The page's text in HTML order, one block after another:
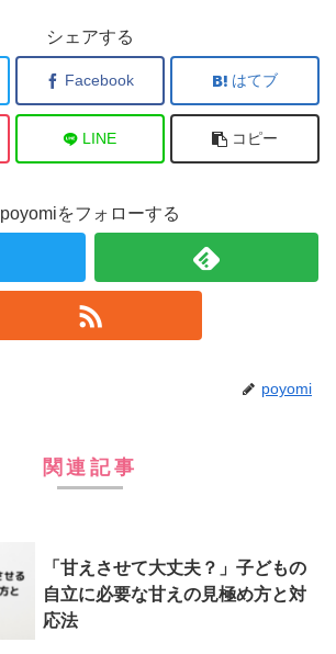
シェアする
Facebook はてブ
LINE コピー
poyomiをフォローする
poyomi
関連記事
「甘えさせて大丈夫？」子どもの
自立に必要な甘えの見極め方と対
応法